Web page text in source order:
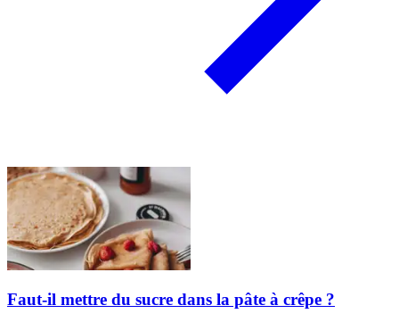
Faut-il mettre du sucre dans la pâte à crêpe ?